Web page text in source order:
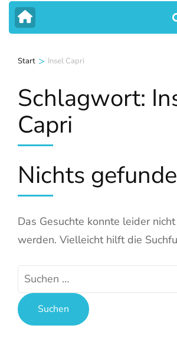
Start > Insel Capri
Schlagwort:
Capri
Nichts
Das Gesuchte konnte leider
werden. Vielleicht hilft die
Suchen
nach: